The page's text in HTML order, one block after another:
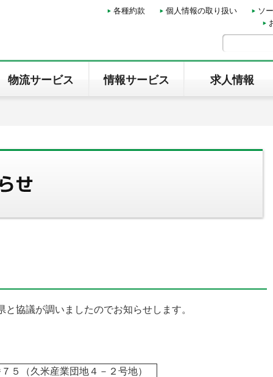
物流サービス 情報サービス 求人情報
各種約款 個人情報の取り扱い ソ
協議が調いましたのでお知らせします。
５（久米産業団地４－２号地）